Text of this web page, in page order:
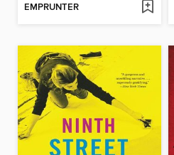
EMPRUNTER